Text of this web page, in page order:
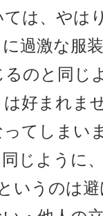
は、やは
過激な服
のと同じ
好まれま
てしまい
じように
いうのは